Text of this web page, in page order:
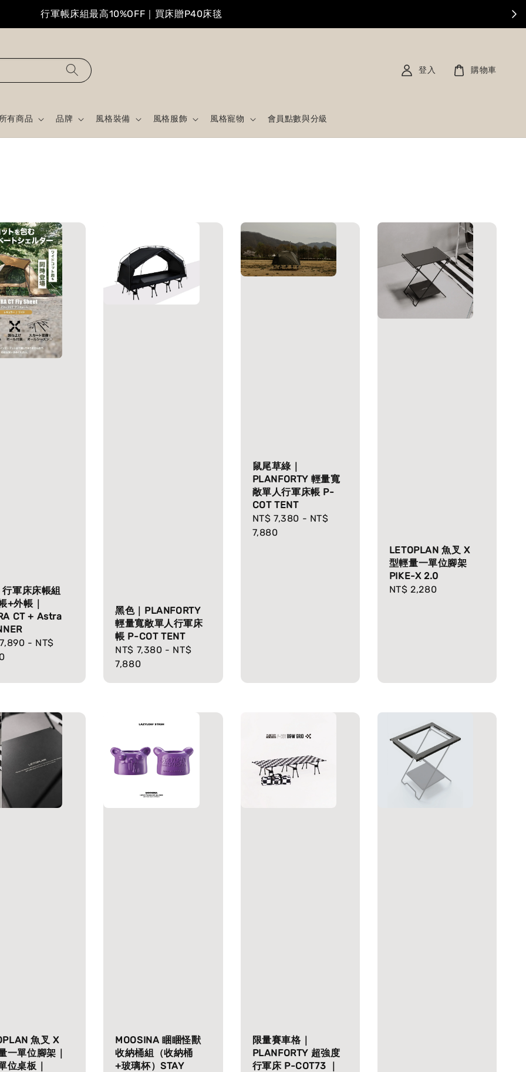
行軍帳床組最高10%OFF｜買床贈P40床毯
有商品 品牌 風格裝備 風格服飾 風格寵物 會員點數與分級
登入 購物車
行軍床床帳組
+外帳｜
CT + Astra
- NT$
黑色｜PLANFORTY
輕量寬敞單人行軍床
帳 P-COT TENT
Regular
price
NT$ 7,380 - NT$
7,880
鼠尾草綠｜
PLANFORTY 輕量寬
敞單人行軍床帳 P-
COT TENT
Regular
price
NT$ 7,380 - NT$
7,880
LETOPLAN 魚叉 X
型輕量一單位腳架
PIKE-X 2.0
Regular
NT$ 2,280
魚叉 X
一單位腳架｜
位桌板｜
MOOSINA 睏睏怪獸
收納桶組（收納桶
+玻璃杯）STAY
限量賽車格｜
PLANFORTY 超強度
行軍床 P-COT73 ｜